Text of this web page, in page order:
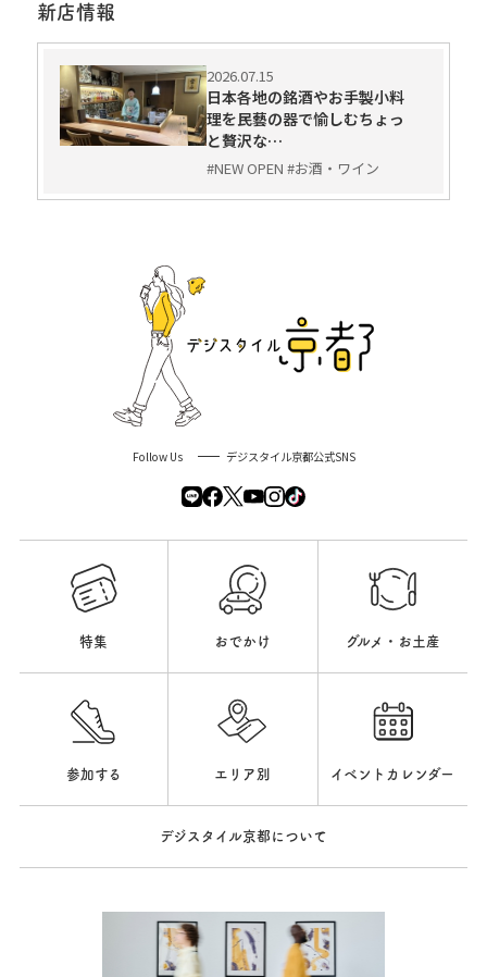
新店情報
2026.07.15
日本各地の銘酒やお手製小料
理を民藝の器で愉しむちょっ
と贅沢な…
#NEW OPEN #お酒・ワイン
Follow Us デジスタイル京都公式SNS
特集 おでかけ グルメ・お土産
参加する エリア別 イベントカレンダー
デジスタイル京都について